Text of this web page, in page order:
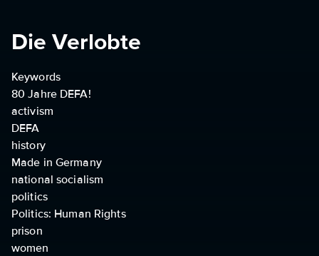
Die Verlobte
Keywords
80 Jahre DEFA!
activism
DEFA
history
Made in Germany
national socialism
politics
Politics: Human Rights
prison
women